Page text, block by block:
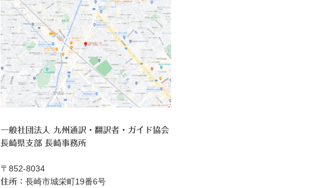
一般社団法人 九州通訳・翻訳者・ガイド協会
長崎県支部 長崎事務所
〒852-8034
住所： 長崎市城栄町19番6号